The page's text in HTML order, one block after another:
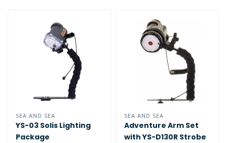
SEA AND SEA
YS-03 Solis Lighting
Package
SEA AND SEA
Adventure Arm Set
with YS-D130R Strobe